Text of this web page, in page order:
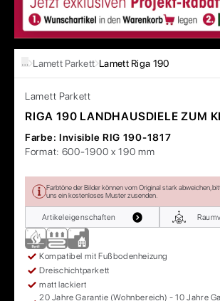
… Lamett Parkett Lamett Riga 190
Lamett Parkett
RIGA 190 LANDHAUSDIELE ZUM
Farbe: Invisible RIG 190-1817
Format: 600-1900 x 190 mm
Farbtöne der Bilder können vom Original stark abweichen,
uns ein kostenloses Muster zusenden.
Artikeleigenschaften
Kompatibel mit Fußbodenheizung
Dreischichtparkett
matt lackiert
20 Jahre Garantie (Wohnbereich) - 10 Jahre